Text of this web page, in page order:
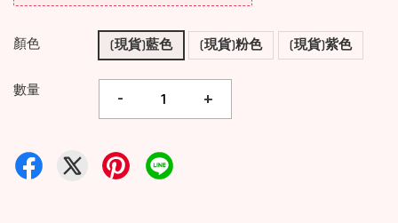
顏色 (現貨)藍色 (現貨)粉色 (現貨)紫色
數量 - +